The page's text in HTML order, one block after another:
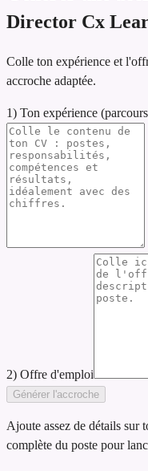
Director Cx
Colle ton expérience et
accroche adaptée.
1) Ton expérience
2) Offre d'emploi
Générer l'accroche
Ajoute assez de détails sur
complète du poste pour